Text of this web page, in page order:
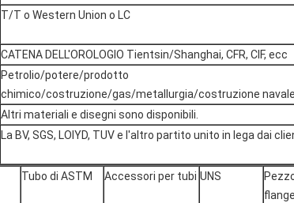
T/T o Western Union o LC
CATENA DELL'OROLOGIO Tientsin/Shanghai, CFR, CIF, ecc
Petrolio/potere/prodotto
chimico/costruzione/gas/metallurgia/costruzione
Altri materiali e disegni sono disponibili.
La BV, SGS, LOIYD, TUV e l'altro partito unito in lega dai
Tubo di ASTM Accessori per tubi UNS
flange